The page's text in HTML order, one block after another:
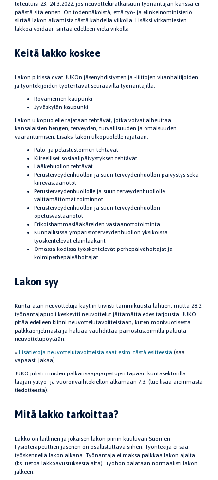
toteutuisi 23.-24.3.2022, jos neuvotteluratkaisuun työnantajan kanssa ei
päästä sitä ennen. On todennäköistä, että työ- ja elinkeinoministeriö
siirtää lakon alkamista tästä kahdella viikolla. Lisäksi virkamiesten
lakkoa voidaan siirtää edelleen vielä viikolla
Keitä lakko koskee
Lakon piirissä ovat JUKOn jäsenyhdistysten ja -liittojen viranhaltijoiden
ja työntekijöiden työtehtävät seuraavilla työnantajilla:
Rovaniemen kaupunki
Jyväskylän kaupunki
Lakon ulkopuolelle rajataan tehtävät, jotka voivat aiheuttaa
kansalaisten hengen, terveyden, turvallisuuden ja omaisuuden
vaarantumisen. Lisäksi lakon ulkopuolelle rajataan:
Palo- ja pelastustoimen tehtävät
Kiireelliset sosiaalipäivystyksen tehtävät
Lääkehuollon tehtävät
Perusterveydenhuollon ja suun terveydenhuollon päivystys sekä
kiirevastaanotot
Perusterveydenhuollolle ja suun terveydenhuollolle
välttämättömät toiminnot
Perusterveydenhuollon ja suun terveydenhuollon
opetusvastaanotot
Erikoishammaslääkäreiden vastaanottotoiminta
Kunnallisissa ympäristöterveydenhuollon yksiköissä
työskentelevät eläinlääkärit
Omassa kodissa työskentelevät perhepäivähoitajat ja
kolmiperhepäivähoitajat
Lakon syy
Kunta-alan neuvotteluja käytiin tiiviisti tammikuusta lähtien, mutta 28.2.
työnantajapuoli keskeytti neuvottelut jättämättä edes tarjousta. JUKO
pitää edelleen kiinni neuvottelutavoitteistaan, kuten monivuotisesta
palkkaohjelmasta ja haluaa vauhdittaa painostustoimilla paluuta
neuvottelupöytään.
» Lisätietoja neuvottelutavoitteista saat esim. tästä esitteestä (saa
vapaasti jakaa)
JUKO julisti muiden palkansaajajärjestöjen tapaan kuntasektorilla
laajan ylityö- ja vuoronvaihtokiellon alkamaan 7.3. (lue lisää aiemmasta
tiedotteesta).
Mitä lakko tarkoittaa?
Lakko on laillinen ja jokaisen lakon piiriin kuuluvan Suomen
Fysioterapeuttien jäsenen on osallistuttava siihen. Työntekijä ei saa
työskennellä lakon aikana. Työnantaja ei maksa palkkaa lakon ajalta
(ks. tietoa lakkoavustuksesta alta). Työhön palataan normaalisti lakon
jälkeen.